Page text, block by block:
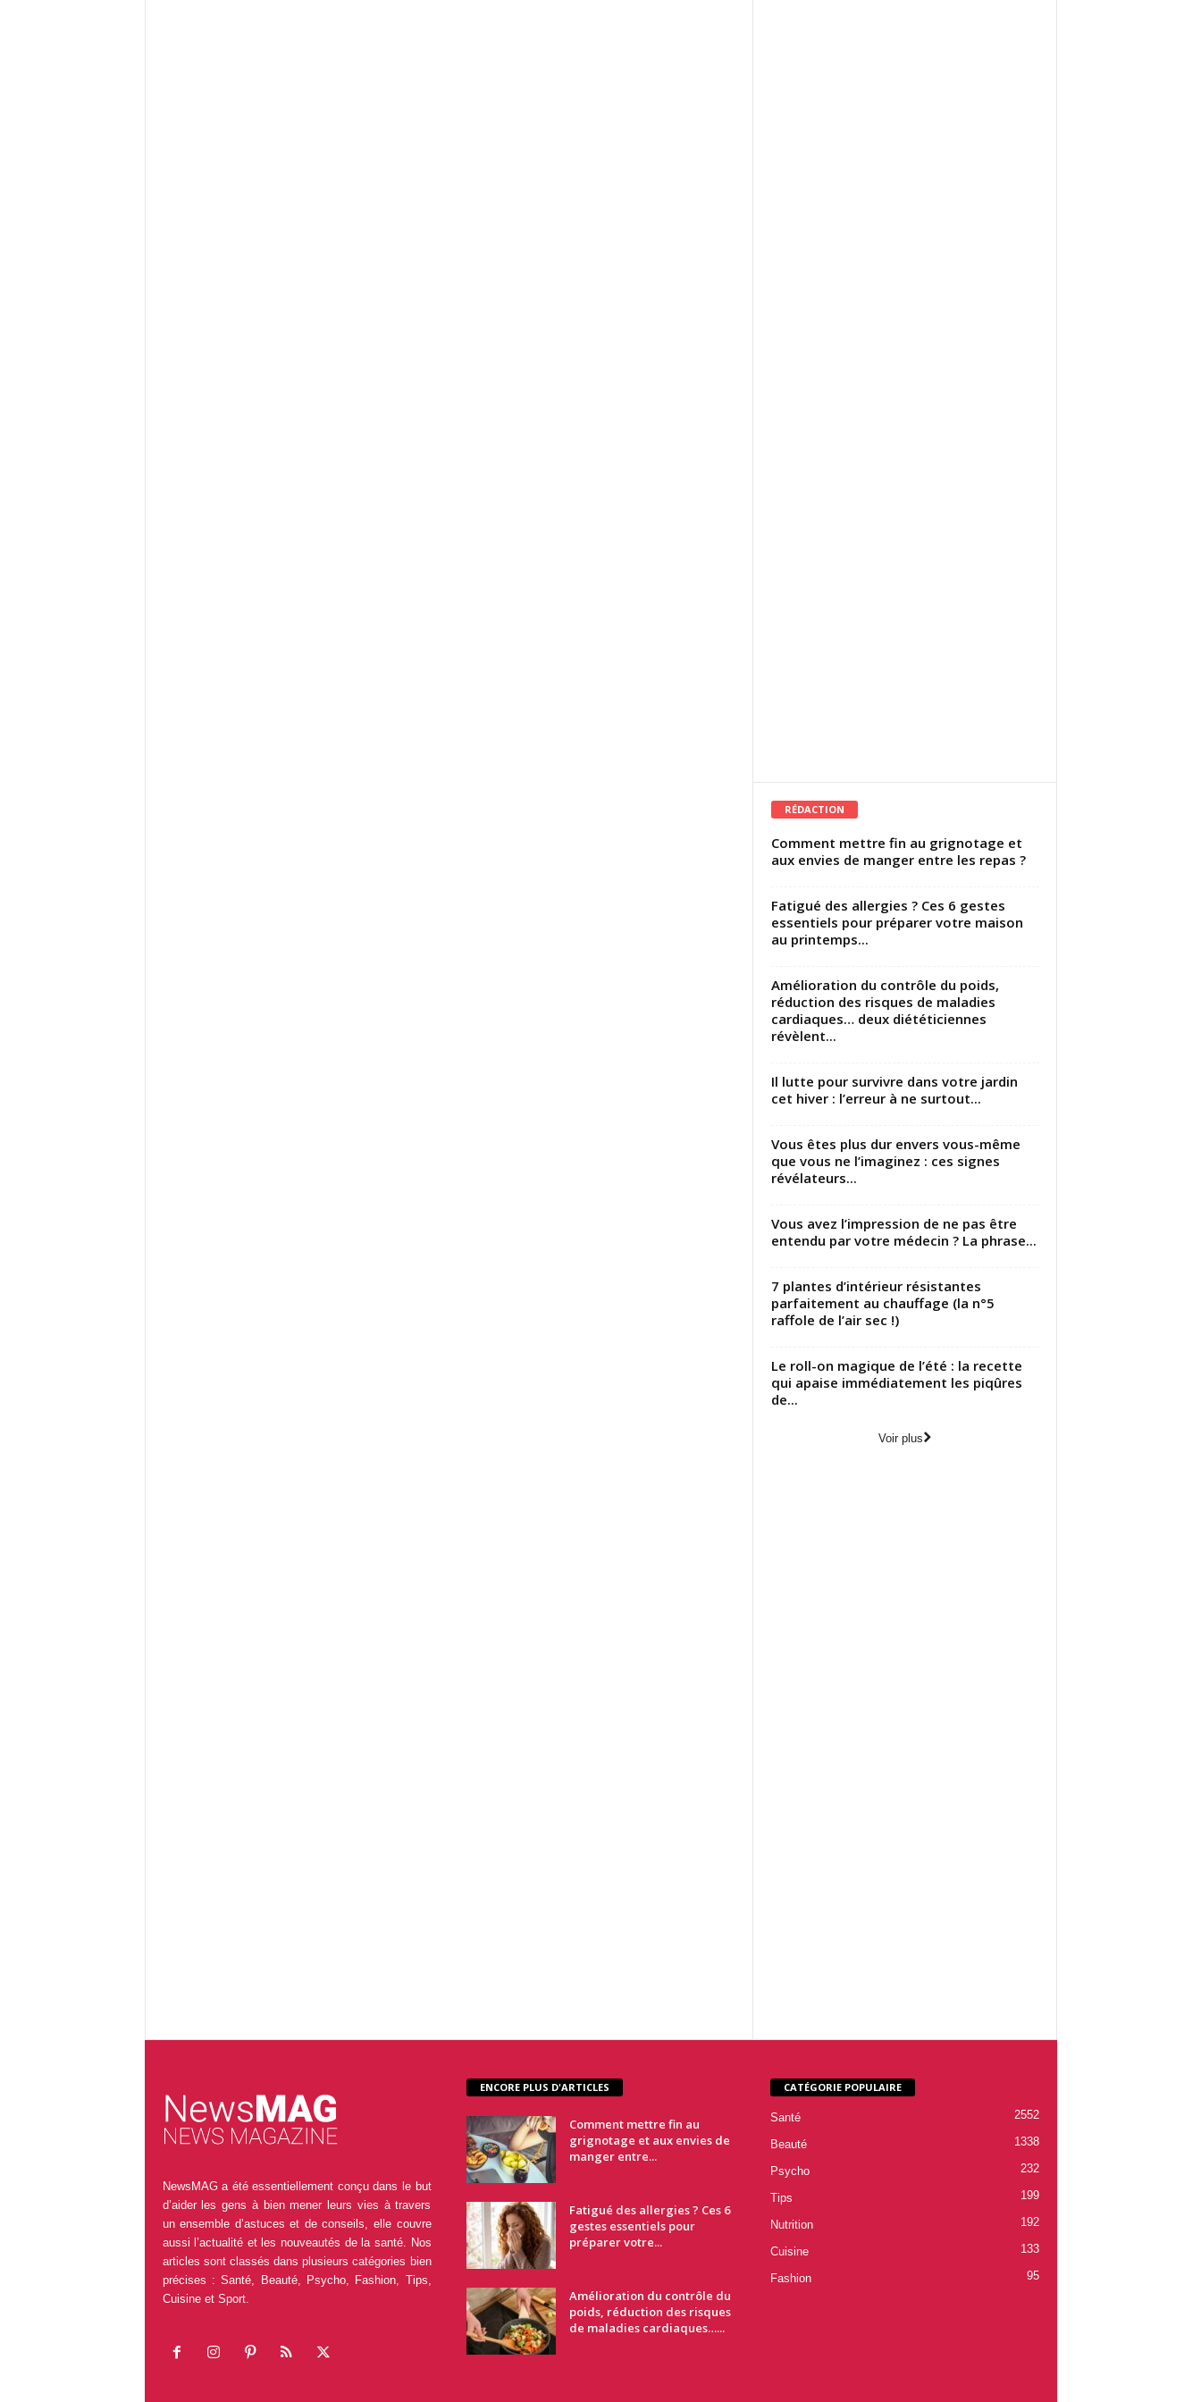
RÉDACTION
Comment mettre fin au grignotage et
aux envies de manger entre les repas ?
Fatigué des allergies ? Ces 6 gestes
essentiels pour préparer votre maison
au printemps...
Amélioration du contrôle du poids,
réduction des risques de maladies
cardiaques… deux diététiciennes
révèlent...
Il lutte pour survivre dans votre jardin
cet hiver : l’erreur à ne surtout...
Vous êtes plus dur envers vous-même
que vous ne l’imaginez : ces signes
révélateurs...
Vous avez l’impression de ne pas être
entendu par votre médecin ? La phrase...
7 plantes d’intérieur résistantes
parfaitement au chauffage (la n°5
raffole de l’air sec !)
Le roll-on magique de l’été : la recette
qui apaise immédiatement les piqûres
de...
Voir plus
NewsMAG a été essentiellement conçu dans le but
d’aider les gens à bien mener leurs vies à travers
un ensemble d’astuces et de conseils, elle couvre
aussi l’actualité et les nouveautés de la santé. Nos
articles sont classés dans plusieurs catégories bien
précises : Santé, Beauté, Psycho, Fashion, Tips,
Cuisine et Sport.
ENCORE PLUS D'ARTICLES
Comment mettre fin au
grignotage et aux envies de
manger entre...
Fatigué des allergies ? Ces 6
gestes essentiels pour
préparer votre...
Amélioration du contrôle du
poids, réduction des risques
de maladies cardiaques…...
CATÉGORIE POPULAIRE
Santé 2552
Beauté 1338
Psycho 232
Tips 199
Nutrition 192
Cuisine 133
Fashion 95